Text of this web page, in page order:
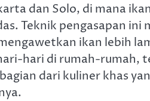
dan Solo, di mana
Teknik pengasapan ini
ikan lebih
hari di rumah-rumah,
dari kuliner khas